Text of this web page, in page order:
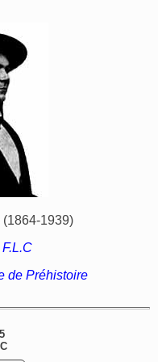
(1864-1939)
de Préhistoire